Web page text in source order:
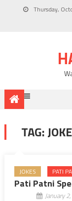
Thursday,
TAG:
JOKES PATI
Pati Patni
January